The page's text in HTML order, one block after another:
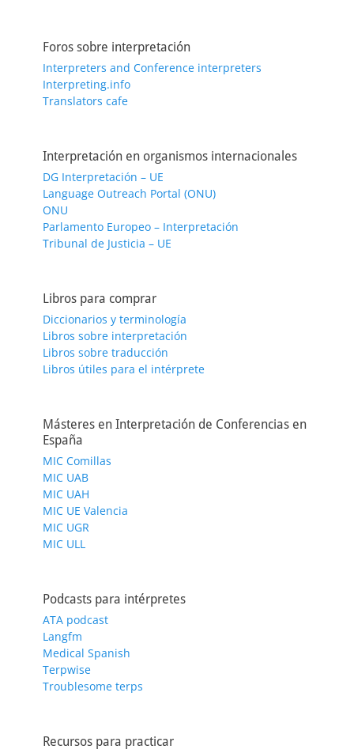
Foros sobre interpretación
Interpreters and Conference interpreters
Interpreting.info
Translators cafe
Interpretación en organismos internacionales
DG Interpretación – UE
Language Outreach Portal (ONU)
ONU
Parlamento Europeo – Interpretación
Tribunal de Justicia – UE
Libros para comprar
Diccionarios y terminología
Libros sobre interpretación
Libros sobre traducción
Libros útiles para el intérprete
Másteres en Interpretación de Conferencias en
España
MIC Comillas
MIC UAB
MIC UAH
MIC UE Valencia
MIC UGR
MIC ULL
Podcasts para intérpretes
ATA podcast
Langfm
Medical Spanish
Terpwise
Troublesome terps
Recursos para practicar